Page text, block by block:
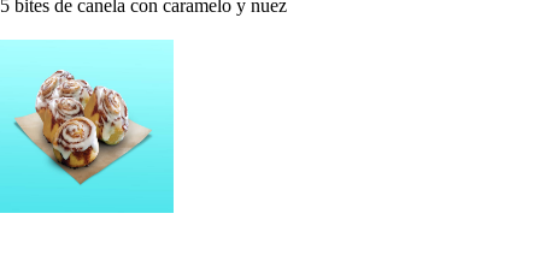
5 bites de canela con caramelo y nuez